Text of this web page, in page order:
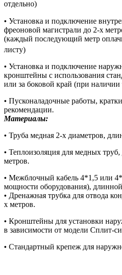
отдельно)
• Установка и подключение
фреоновой магистрали до 2-х
(каждый последующий метр
листу)
• Установка и подключение
кронштейны с использования
или за боковой край (при
• Пусконаладочные работы,
рекомендации.
Материалы:
• Труба медная 2-х диаметров,
• Теплоизоляция для медных
метров.
• Межблочный кабель 4*1,5 или
мощности оборудования),
• Дренажная трубка для отвода
х метров.
• Кронштейны для установки
в зависимости от модели Сплит-
• Стандартный крепеж для